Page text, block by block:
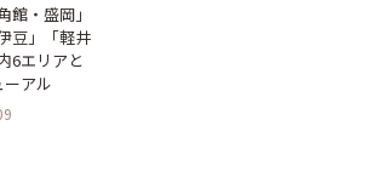
館・盛岡」
豆」「軽井
6エリアと
アル